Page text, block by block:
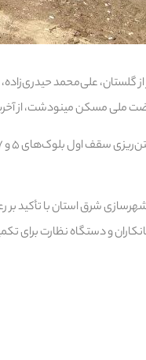
گلستان، علی‌محمد
شرق استان با تأکید بر
و دستگاه نظارت برای